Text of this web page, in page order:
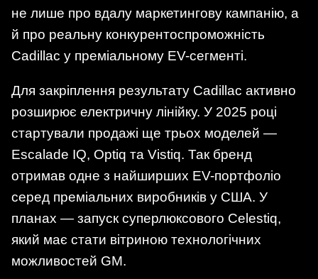
не лише про вдалу маркетингову кампанію, а
й про реальну конкурентоспроможність
Cadillac у преміальному EV-сегменті.
Для закріплення результату Cadillac активно
розширює електричну лінійку. У 2025 році
стартували продажі ще трьох моделей —
Escalade IQ, Optiq та Vistiq. Так бренд
отримав одне з найширших EV-портфоліо
серед преміальних виробників у США. У
планах — запуск суперлюксового Celestiq,
який має стати вітриною технологічних
можливостей GM.